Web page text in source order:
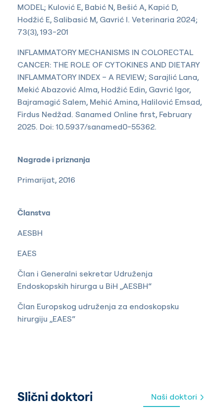
MODEL; Kulović E, Babić N, Bešić A, Kapić D,
Hodžić E, Salibasić M, Gavrić I. Veterinaria 2024;
73(3), 193-201
INFLAMMATORY MECHANISMS IN COLORECTAL
CANCER: THE ROLE OF CYTOKINES AND DIETARY
INFLAMMATORY INDEX – A REVIEW; Sarajlić Lana,
Mekić Abazović Alma, Hodžić Edin, Gavrić Igor,
Bajramagić Salem, Mehić Amina, Halilović Emsad,
Firdus Nedžad. Sanamed Online first, February
2025. Doi: 10.5937/sanamed0-55362.
Nagrade i priznanja
Primarijat, 2016
Članstva
AESBH
EAES
Član i Generalni sekretar Udruženja
Endoskopskih hirurga u BiH „AESBH“
Član Europskog udruženja za endoskopsku
hirurgiju „EAES“
Slični doktori Naši doktori